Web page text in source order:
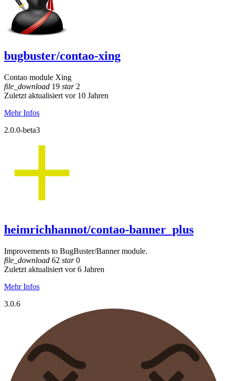
bugbuster/contao-xing
Contao module Xing
file_download 19 star2
Zuletzt aktualisiert vor 10 Jahren
Mehr Infos
2.0.0-beta3
heimrichhannot/contao-banner_plus
Improvements to BugBuster/Banner module.
file_download 62 star0
Zuletzt aktualisiert vor 6 Jahren
Mehr Infos
3.0.6